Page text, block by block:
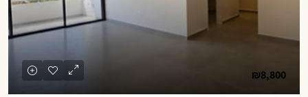
₪8,800